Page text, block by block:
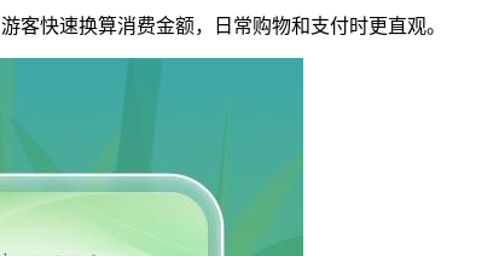
客快速换算消费金额，日常购物和支付时更直观。